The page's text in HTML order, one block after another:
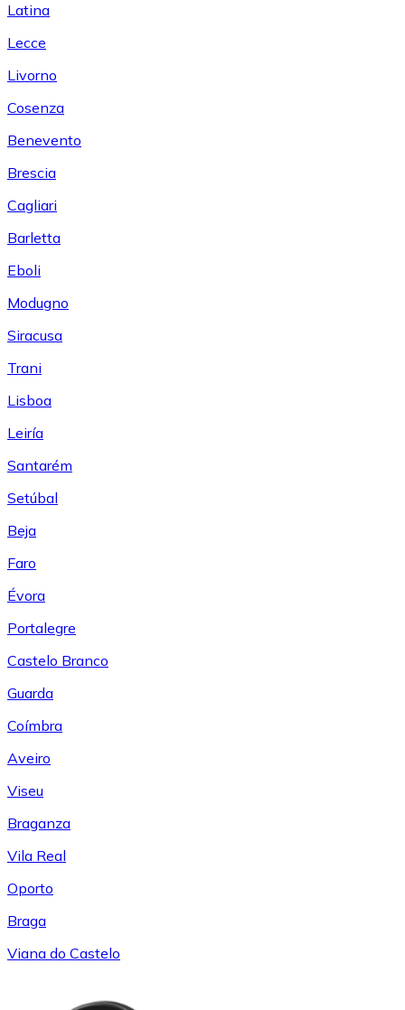
Latina
Lecce
Livorno
Cosenza
Benevento
Brescia
Cagliari
Barletta
Eboli
Modugno
Siracusa
Trani
Lisboa
Leiría
Santarém
Setúbal
Beja
Faro
Évora
Portalegre
Castelo Branco
Guarda
Coímbra
Aveiro
Viseu
Braganza
Vila Real
Oporto
Braga
Viana do Castelo